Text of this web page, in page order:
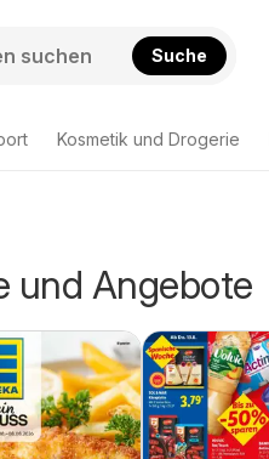
Suche
Kosmetik und Drogerie
und Angebote